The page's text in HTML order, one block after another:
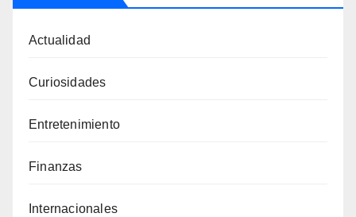
Actualidad
Curiosidades
Entretenimiento
Finanzas
Internacionales